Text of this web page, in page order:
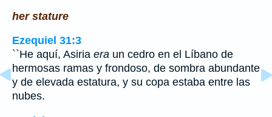
her stature
Ezequiel 31:3
``He aquí, Asiria era un cedro en el Líbano de
hermosas ramas y frondoso, de sombra abundante
y de elevada estatura, y su copa estaba entre las
nubes.